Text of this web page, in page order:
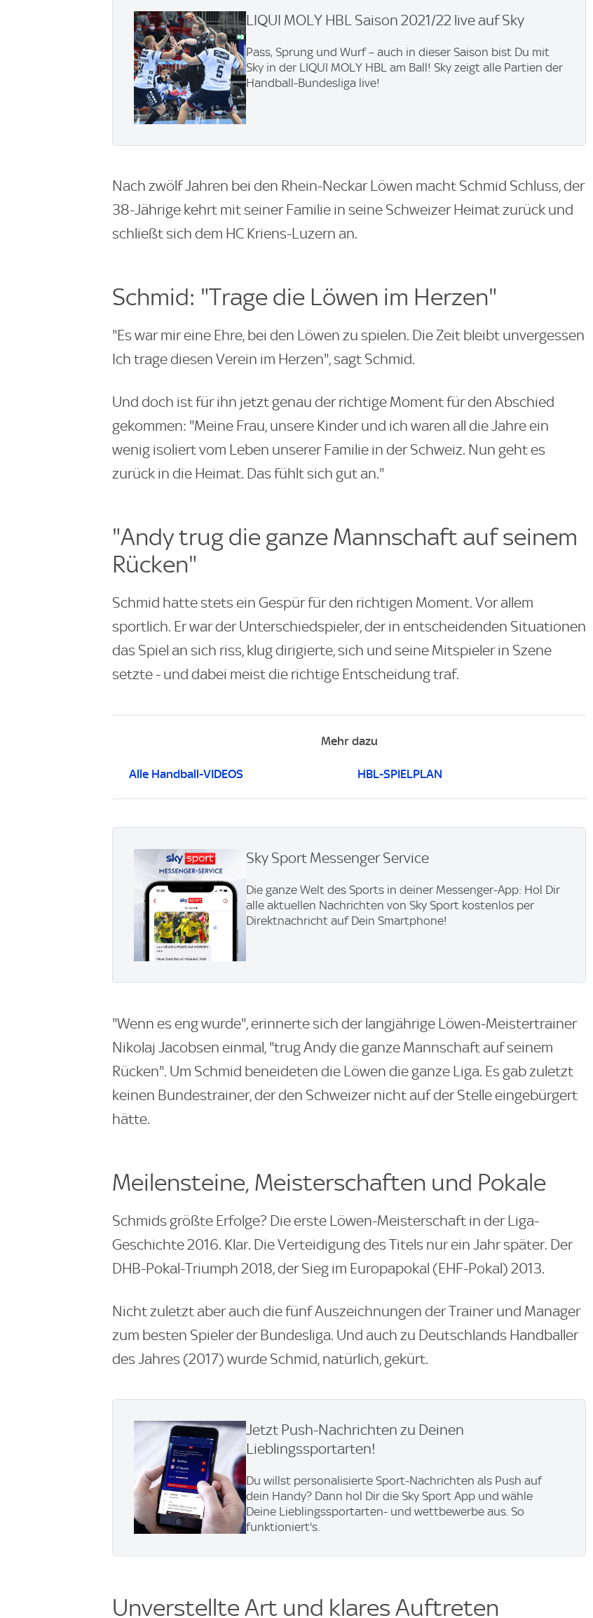
LIQUI MOLY HBL Saison 2021/22 live auf Sky
Pass, Sprung und Wurf – auch in dieser Saison bist Du mit
Sky in der LIQUI MOLY HBL am Ball! Sky zeigt alle Partien der
Handball-Bundesliga live!
Nach zwölf Jahren bei den Rhein-Neckar Löwen macht Schmid Schluss, der
38-Jährige kehrt mit seiner Familie in seine Schweizer Heimat zurück und
schließt sich dem HC Kriens-Luzern an.
Schmid: "Trage die Löwen im Herzen"
"Es war mir eine Ehre, bei den Löwen zu spielen. Die Zeit bleibt unvergessen
Ich trage diesen Verein im Herzen", sagt Schmid.
Und doch ist für ihn jetzt genau der richtige Moment für den Abschied
gekommen: "Meine Frau, unsere Kinder und ich waren all die Jahre ein
wenig isoliert vom Leben unserer Familie in der Schweiz. Nun geht es
zurück in die Heimat. Das fühlt sich gut an."
"Andy trug die ganze Mannschaft auf seinem
Rücken"
Schmid hatte stets ein Gespür für den richtigen Moment. Vor allem
sportlich. Er war der Unterschiedspieler, der in entscheidenden Situationen
das Spiel an sich riss, klug dirigierte, sich und seine Mitspieler in Szene
setzte - und dabei meist die richtige Entscheidung traf.
Mehr dazu
Alle Handball-VIDEOS HBL-SPIELPLAN
Sky Sport Messenger Service
Die ganze Welt des Sports in deiner Messenger-App: Hol Dir
alle aktuellen Nachrichten von Sky Sport kostenlos per
Direktnachricht auf Dein Smartphone!
"Wenn es eng wurde", erinnerte sich der langjährige Löwen-Meistertrainer
Nikolaj Jacobsen einmal, "trug Andy die ganze Mannschaft auf seinem
Rücken". Um Schmid beneideten die Löwen die ganze Liga. Es gab zuletzt
keinen Bundestrainer, der den Schweizer nicht auf der Stelle eingebürgert
hätte.
Meilensteine, Meisterschaften und Pokale
Schmids größte Erfolge? Die erste Löwen-Meisterschaft in der Liga-
Geschichte 2016. Klar. Die Verteidigung des Titels nur ein Jahr später. Der
DHB-Pokal-Triumph 2018, der Sieg im Europapokal (EHF-Pokal) 2013.
Nicht zuletzt aber auch die fünf Auszeichnungen der Trainer und Manager
zum besten Spieler der Bundesliga. Und auch zu Deutschlands Handballer
des Jahres (2017) wurde Schmid, natürlich, gekürt.
Jetzt Push-Nachrichten zu Deinen
Lieblingssportarten!
Du willst personalisierte Sport-Nachrichten als Push auf
dein Handy? Dann hol Dir die Sky Sport App und wähle
Deine Lieblingssportarten- und wettbewerbe aus. So
funktioniert's.
Unverstellte Art und klares Auftreten